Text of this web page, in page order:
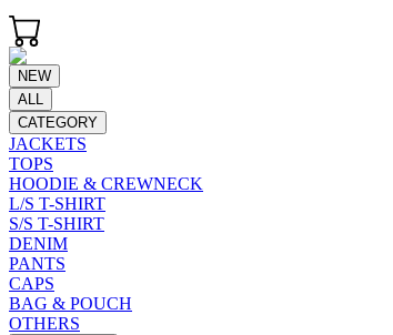
NEW
ALL
CATEGORY
JACKETS
TOPS
HOODIE & CREWNECK
L/S T-SHIRT
S/S T-SHIRT
DENIM
PANTS
CAPS
BAG & POUCH
OTHERS